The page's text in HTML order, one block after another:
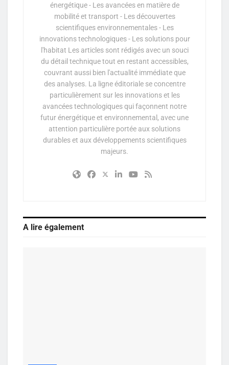
énergétique - Les avancées en matière de
mobilité et transport - Les découvertes
scientifiques environnementales - Les
innovations technologiques - Les solutions pour
l'habitat Les articles sont rédigés avec un souci
du détail technique tout en restant accessibles,
couvrant aussi bien l'actualité immédiate que
des analyses. La ligne éditoriale se concentre
particulièrement sur les innovations et les
avancées technologiques qui façonnent notre
futur énergétique et environnemental, avec une
attention particulière portée aux solutions
durables et aux développements scientifiques
majeurs.
A lire également